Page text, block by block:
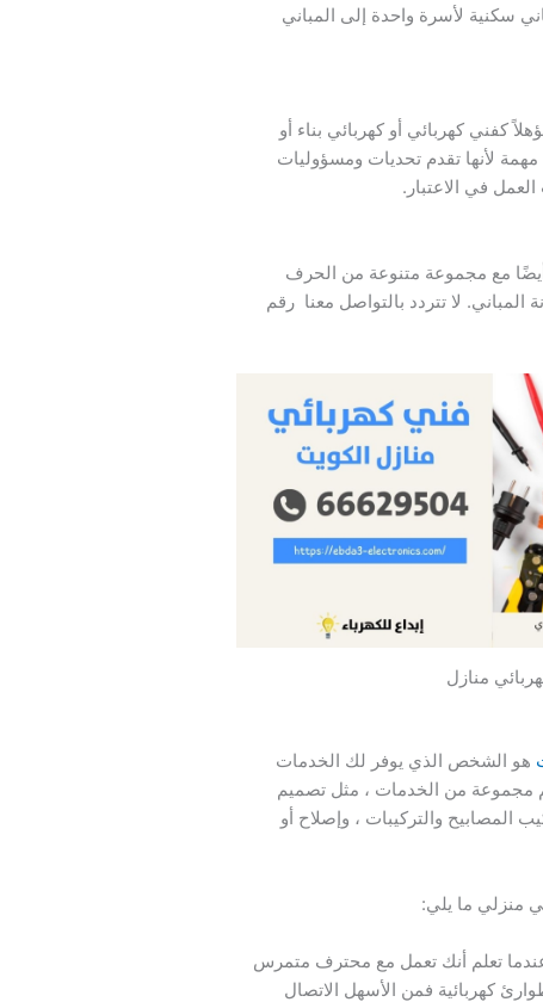
سكنية لأسرة واحدة إلى المباني
كفني كهربائي أو كهربائي بناء أو
لأنها تقدم تحديات ومسؤوليات
في الاعتبار.
مع مجموعة متنوعة من الحرف
المباني. لا تتردد بالتواصل معنا رقم
منازل
هو الشخص الذي يوفر لك الخدمات
مجموعة من الخدمات ، مثل تصميم
المصابيح والتركيبات ، وإصلاح أو
منزلي ما يلي:
تعلم أنك تعمل مع محترف متمرس
كهربائية فمن الأسهل الاتصال